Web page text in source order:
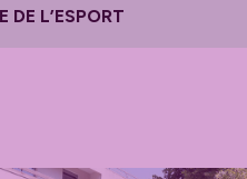
DE L’ESPORT